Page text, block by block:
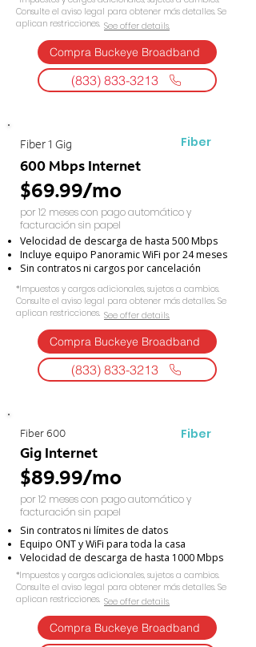
Consulte el aviso legal para obtener más detalles. Se
aplican restricciones. See offer details.​​
Compra Buckeye Broadband
(833) 833-3213
Fiber 1 Gig Fiber
600 Mbps Internet
$69.99/mo
por 12 meses con pago automático y
facturación sin papel
Velocidad de descarga de hasta 500 Mbps
Incluye equipo Panoramic WiFi por 24 meses
Sin contratos ni cargos por cancelación
*Impuestos y cargos adicionales, sujetos a cambios.
Consulte el aviso legal para obtener más detalles. Se
aplican restricciones. See offer details.​​
Compra Buckeye Broadband
(833) 833-3213
Fiber 600 Fiber
Gig Internet
$89.99/mo
por 12 meses con pago automático y
facturación sin papel
Sin contratos ni límites de datos
Equipo ONT y WiFi para toda la casa
Velocidad de descarga de hasta 1000 Mbps
*Impuestos y cargos adicionales, sujetos a cambios.
Consulte el aviso legal para obtener más detalles. Se
aplican restricciones. See offer details.​​
Compra Buckeye Broadband